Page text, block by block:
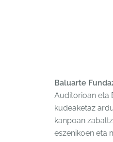
Baluarte
Auditorioan eta
kudeaketaz
kanpoan
eszenikoen eta